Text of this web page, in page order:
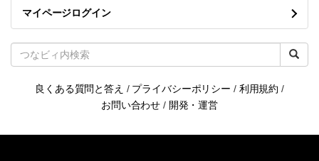
マイページログイン
良くある質問と答え / プライバシーポリシー / 利用規約 /
お問い合わせ / 開発・運営